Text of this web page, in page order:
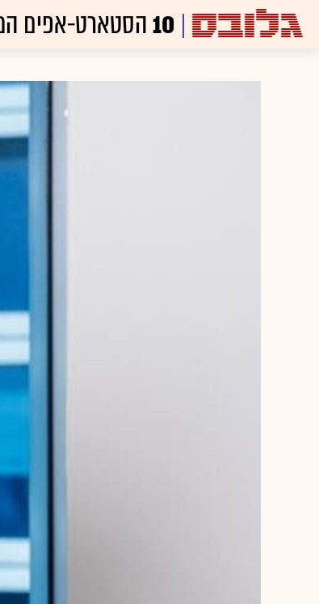
10הסטארט-אפים